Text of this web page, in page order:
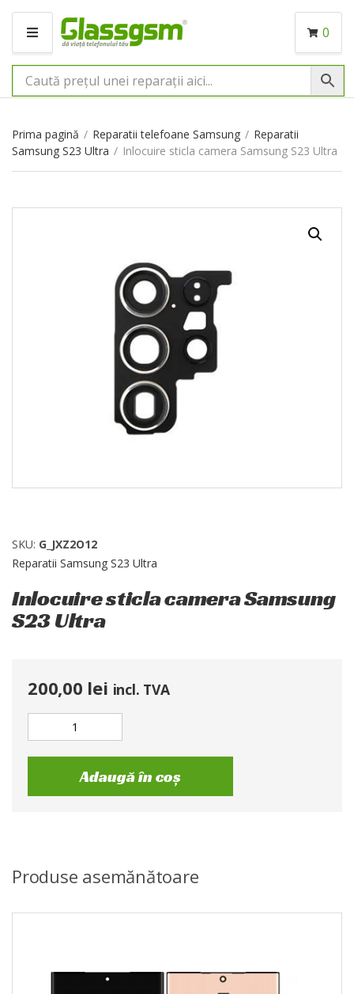
M
N
I
0
Prima pagină / Reparatii telefoane Samsung / Reparatii
Samsung S23 Ultra / Inlocuire sticla camera Samsung S23 Ultra
SKU: G_JXZ2O12
Reparatii Samsung S23 Ultra
Inlocuire sticla camera Samsung
S23 Ultra
200,00 lei incl. TVA
Adaugă în coș
Produse asemănătoare